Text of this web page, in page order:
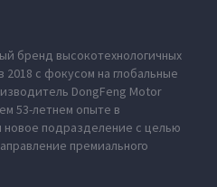
бренд высокотехнологичных
с фокусом на глобальные
DongFeng Motor
53-летнем опыте в
подразделение с целью
премиального